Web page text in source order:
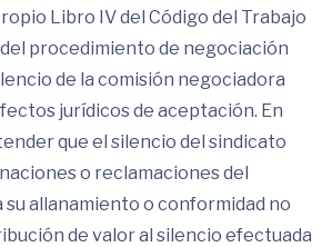
Libro IV del Código del Trabajo
procedimiento de negociación
de la comisión negociadora
jurídicos de aceptación. En
que el silencio del sindicato
o reclamaciones del
allanamiento o conformidad no
de valor al silencio efectuada